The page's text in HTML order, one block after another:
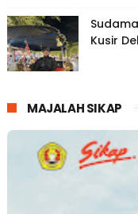
Kusir
MAJALAH SIKAP